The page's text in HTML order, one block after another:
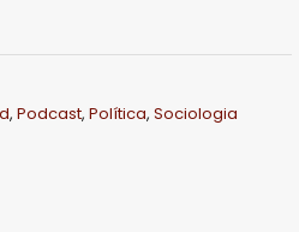
u
e
, Podcast, Política, Sociologia